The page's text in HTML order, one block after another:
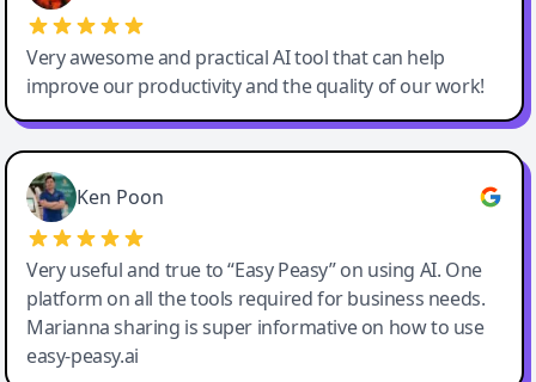
Very awesome and practical AI tool that can help
improve our productivity and the quality of our work!
Ken Poon
Very useful and true to “Easy Peasy” on using AI. One
platform on all the tools required for business needs.
Marianna sharing is super informative on how to use
easy-peasy.ai